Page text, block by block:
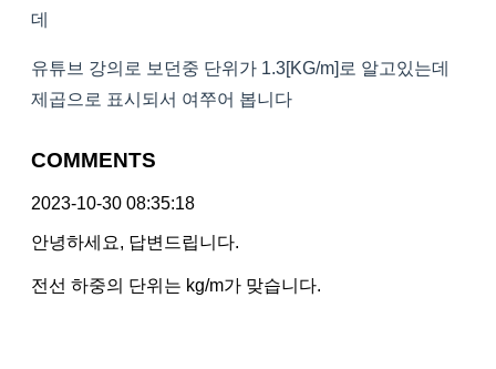
데
유튜브 강의로 보던중 단위가 1.3[KG/m]로 알고있는데
제곱으로 표시되서 여쭈어 봅니다
COMMENTS
2023-10-30 08:35:18
안녕하세요, 답변드립니다.
전선 하중의 단위는 kg/m가 맞습니다.